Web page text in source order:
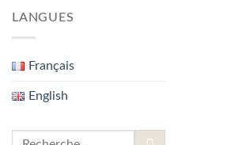
LANGUES
Français
English